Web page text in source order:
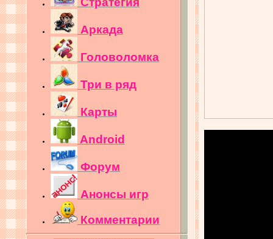
Аркада
Головоломка
Три в ряд
Карты
Android
Форум
Анонсы игр
Комментарии